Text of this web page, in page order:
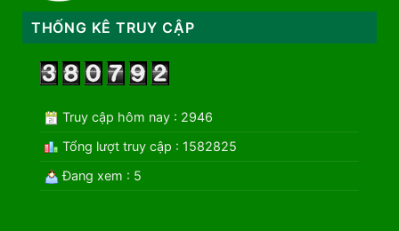
THỐNG KÊ TRUY CẬP
Truy cập hôm nay : 2946
Tổng lượt truy cập : 1582825
Đang xem : 5